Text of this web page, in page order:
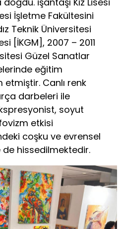
İşletme Fakültesini
Teknik Üniversitesi
[İKGM], 2007 – 2011
Güzel Sanatlar
eğitim
Canlı renk
darbeleri ile
soyut
etkisi
coşku ve evrensel
de hissedilmektedir.